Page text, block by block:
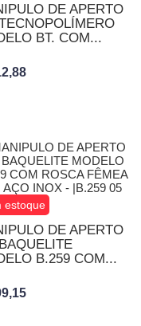
DE APERTO
BT. COM...
estoque
DE APERTO
B.259 COM...